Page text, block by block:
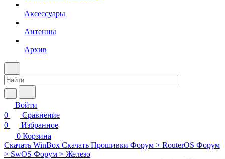
Аксессуары
Антенны
Архив
Войти
0
Сравнение
0
Избранное
0 Корзина
Скачать WinBox Скачать Прошивки Форум > RouterOS Форум
> SwOS Форум > Железо